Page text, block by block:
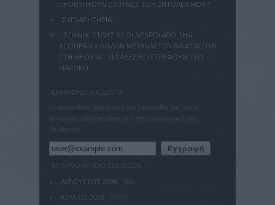
ΠΡΟΚΥΠΤΟΥΝ ΕΥΘΥΝΕΣ ΤΟΥ ΕΝΤΟΛΕΑ ΜΟΥ ''
ΣΥΓΧΑΡΗΤΗΡΙΑ !
ΙΣΠΑΝΙΑ: ΣΤΟΥΣ 57 ΟΙ ΝΕΚΡΟΙ ΑΠΟ ΤΗΝ
ΑΠΟΠΕΙΡΑ ΧΙΛΙΑΔΩΝ ΜΕΤΑΝΑΣΤΩΝ ΝΑ ΦΤΑΣΟΥΝ
ΣΤΗ ΘΕΟΥΤΑ - ΧΙΛΙΑΔΕΣ ΕΠΙΣΤΡΕΦΟΥΝ ΣΤΟ
ΜΑΡΟΚΟ
ΕΝΗΜΕΡΩΤΙΚΑ ΔΕΛΤΙΑ
Ενημερωθείτε άμεσα από την εφημερίδα μας για τις
τελευταίες ειδήσεις μέσα από την ηλεκτρονική σας
διεύθυνση.
ΜΗΝΙΑΙΟ ΑΡΧΕΙΟ ΕΙΔΗΣΕΩΝ
ΑΥΓΟΥΣΤΟΣ 2026
ΙΟΥΛΙΟΣ 2026 (1934)